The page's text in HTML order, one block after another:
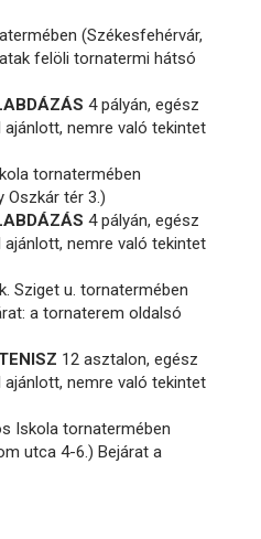
(Székesfehérvár,
felöli tornatermi hátsó
4 pályán, egész
nemre való tekintet
tornatermében
Oszkár tér 3.)
4 pályán, egész
nemre való tekintet
Sziget u. tornatermében
a tornaterem oldalsó
12 asztalon, egész
nemre való tekintet
Iskola tornatermében
utca 4-6.) Bejárat a